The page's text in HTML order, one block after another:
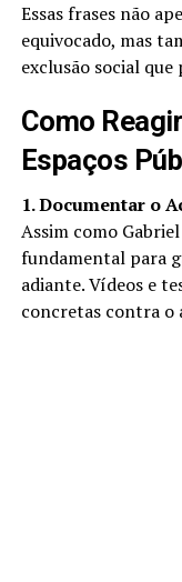
Essas frases não
equivocado, mas
exclusão social
Como
Espaços
1. Documentar o
Assim como
fundamental para
adiante. Vídeos e
concretas contra o